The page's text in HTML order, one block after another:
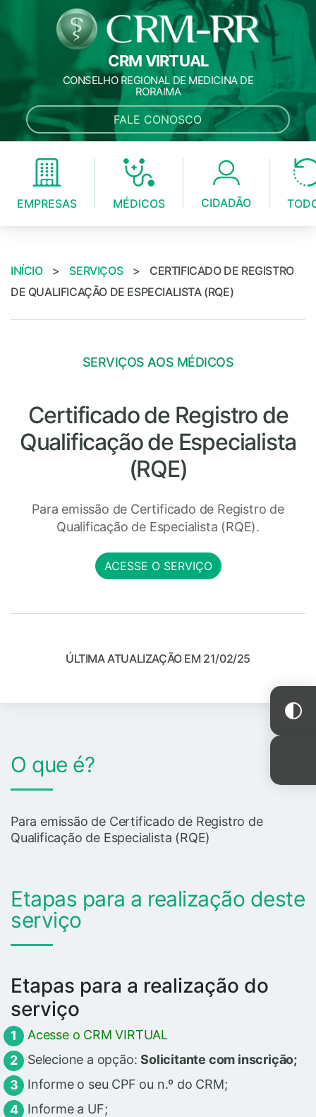
CRM VIRTUAL
CONSELHO REGIONAL DE MEDICINA DE
RORAIMA
FALE CONOSCO
EMPRESAS MÉDICOS CIDADÃO
INÍCIO > SERVIÇOS >
CERTIFICADO DE REGISTRO
DE QUALIFICAÇÃO DE ESPECIALISTA (RQE)
SERVIÇOS AOS MÉDICOS
Certificado de Registro de
Qualificação de Especialista
(RQE)
Para emissão de Certificado de Registro de
Qualificação de Especialista (RQE).
ACESSE O SERVIÇO
ÚLTIMA ATUALIZAÇÃO EM 21/02/25
O que é?
Para emissão de Certificado de Registro de
Qualificação de Especialista (RQE)
Etapas para a realização deste
serviço
Etapas para a realização do
serviço
Acesse o CRM VIRTUAL
Selecione a opção:Solicitante com inscrição;
Informe o seu CPF ou n.º do CRM;
Informe a UF;